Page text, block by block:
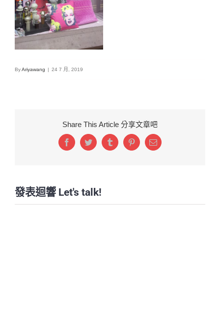
ByAriyawang | 24 7 月, 2019
Share This Article 分享文章吧
FacebookTwitterTumblrPinterestEmail:
發表迴響 Let's talk!